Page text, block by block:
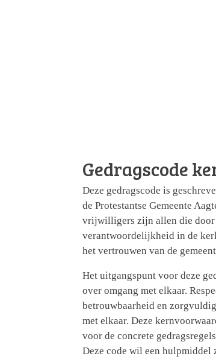
Gedragscode
Deze gedragscode is
de Protestantse Gemeente
vrijwilligers zijn allen die door
verantwoordelijkheid in de
het vertrouwen van de
Het uitgangspunt voor deze
over omgang met elkaar.
betrouwbaarheid en
met elkaar. Deze
voor de concrete
Deze code wil een hulpmiddel